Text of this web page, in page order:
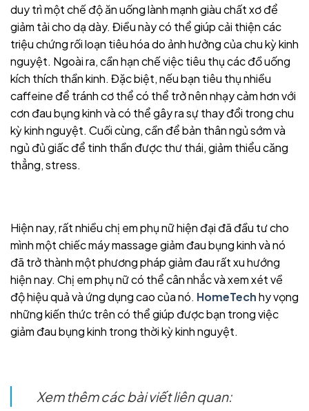
duy trì một chế độ ăn uống lành mạnh giàu chất xơ để
giảm tải cho dạ dày. Điều này có thể giúp cải thiện các
triệu chứng rối loạn tiêu hóa do ảnh hưởng của chu kỳ kinh
nguyệt. Ngoài ra, cần hạn chế việc tiêu thụ các đồ uống
kích thích thần kinh. Đặc biệt, nếu bạn tiêu thụ nhiều
caffeine để tránh cơ thể có thể trở nên nhạy cảm hơn với
cơn đau bụng kinh và có thể gây ra sự thay đổi trong chu
kỳ kinh nguyệt. Cuối cùng, cần để bản thân ngủ sớm và
ngủ đủ giấc để tinh thần được thư thái, giảm thiểu căng
thẳng, stress.
Hiện nay, rất nhiều chị em phụ nữ hiện đại đã đầu tư cho
mình một chiếc máy massage giảm đau bụng kinh và nó
đã trở thành một phương pháp giảm đau rất xu hướng
hiện nay. Chị em phụ nữ có thể cân nhắc và xem xét về
độ hiệu quả và ứng dụng cao của nó. HomeTechhy vọng
những kiến thức trên có thể giúp được bạn trong việc
giảm đau bụng kinh trong thời kỳ kinh nguyệt.
Xem thêm các bài viết liên quan: